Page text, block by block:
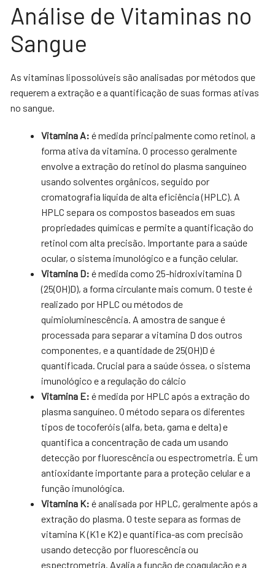
Análise de Vitaminas no
Sangue
As vitaminas lipossolúveis são analisadas por métodos que
requerem a extração e a quantificação de suas formas ativas
no sangue.
Vitamina A:é medida principalmente como retinol, a
forma ativa da vitamina. O processo geralmente
envolve a extração do retinol do plasma sanguíneo
usando solventes orgânicos, seguido por
cromatografia líquida de alta eficiência (HPLC). A
HPLC separa os compostos baseados em suas
propriedades químicas e permite a quantificação do
retinol com alta precisão. Importante para a saúde
ocular, o sistema imunológico e a função celular.
Vitamina D: é medida como 25-hidroxivitamina D
(25(OH)D), a forma circulante mais comum. O teste é
realizado por HPLC ou métodos de
quimioluminescência. A amostra de sangue é
processada para separar a vitamina D dos outros
componentes, e a quantidade de 25(OH)D é
quantificada. Crucial para a saúde óssea, o sistema
imunológico e a regulação do cálcio
Vitamina E: é medida por HPLC após a extração do
plasma sanguíneo. O método separa os diferentes
tipos de tocoferóis (alfa, beta, gama e delta) e
quantifica a concentração de cada um usando
detecção por fluorescência ou espectrometria. É um
antioxidante importante para a proteção celular e a
função imunológica.
Vitamina K:é analisada por HPLC, geralmente após a
extração do plasma. O teste separa as formas de
vitamina K (K1 e K2) e quantifica-as com precisão
usando detecção por fluorescência ou
espectrometria. Avalia a função de coagulação e a